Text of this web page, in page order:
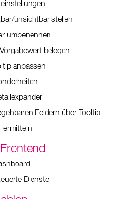
unsichtbar stellen
umbenennen
belegen
anpassen
Feldern über Tooltip
ermitteln
Dienste